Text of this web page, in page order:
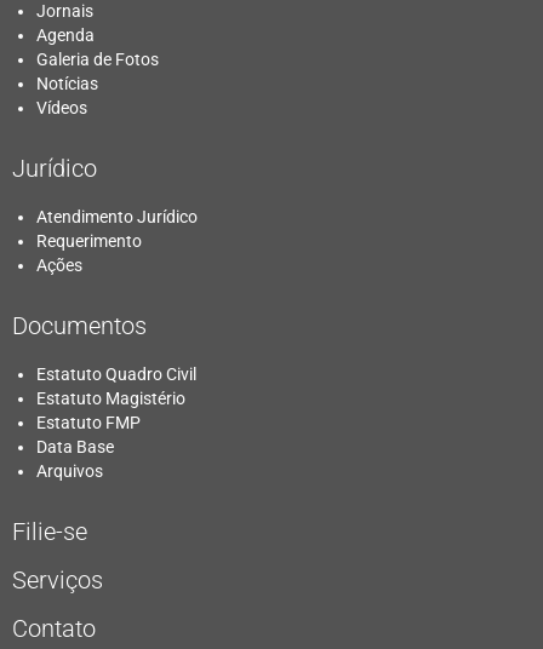
Jornais
Agenda
Galeria de Fotos
Notícias
Vídeos
Jurídico
Atendimento Jurídico
Requerimento
Ações
Documentos
Estatuto Quadro Civil
Estatuto Magistério
Estatuto FMP
Data Base
Arquivos
Filie-se
Serviços
Contato